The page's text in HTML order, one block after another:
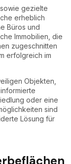
gezielte
erheblich
Büros und
Immobilien, die
zugeschnitten
erfolgreich im
Objekten,
oder eine
sind
Lösung für